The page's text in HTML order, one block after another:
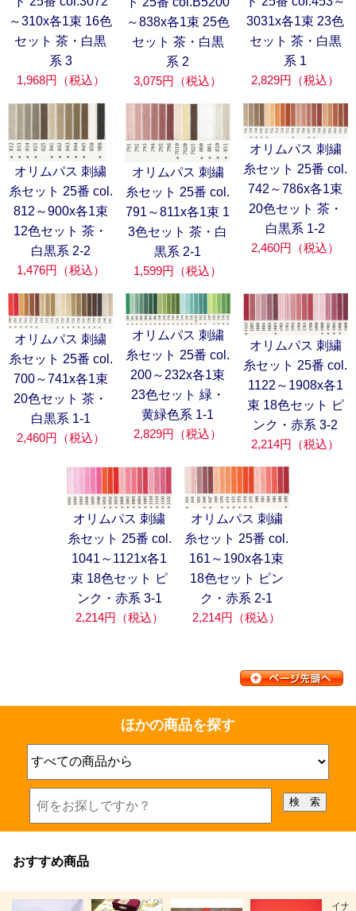
～310x各1束 16色
セット 茶・白黒
系 3
1,968円（税込）
～838x各1束 25色
セット 茶・白黒
系 2
3,075円（税込）
3031x各1束 23色
セット 茶・白黒
系 1
2,829円（税込）
オリムパス 刺繍
糸セット 25番 col.
812～900x各1束
12色セット 茶・
白黒系 2-2
1,476円（税込）
オリムパス 刺繍
糸セット 25番 col.
791～811x各1束 1
3色セット 茶・白
黒系 2-1
1,599円（税込）
オリムパス 刺繍
糸セット 25番 col.
742～786x各1束
20色セット 茶・
白黒系 1-2
2,460円（税込）
オリムパス 刺繍
糸セット 25番 col.
700～741x各1束
20色セット 茶・
白黒系 1-1
2,460円（税込）
オリムパス 刺繍
糸セット 25番 col.
200～232x各1束
23色セット 緑・
黄緑色系 1-1
2,829円（税込）
オリムパス 刺繍
糸セット 25番 col.
1122～1908x各1
束 18色セット ピ
ンク・赤系 3-2
2,214円（税込）
オリムパス 刺繍
糸セット 25番 col.
1041～1121x各1
束 18色セット ピ
ンク・赤系 3-1
2,214円（税込）
オリムパス 刺繍
糸セット 25番 col.
161～190x各1束
18色セット ピン
ク・赤系 2-1
2,214円（税込）
ほかの商品を探す
おすすめ商品
イナ